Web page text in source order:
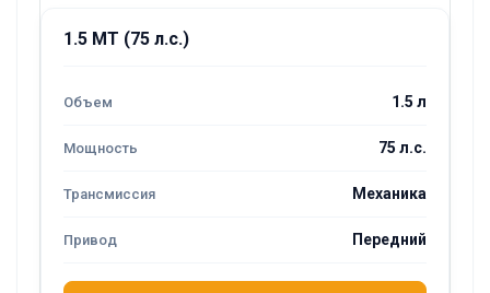
1.5 MT (75 л.с.)
1.5 л
75 л.с.
Механика
Передний